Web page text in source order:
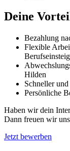
Deine
Bezahlung
Flexible
Hilden
Schneller
Persönliche
Haben wir dein
Dann freuen wir
Jetzt bewerben